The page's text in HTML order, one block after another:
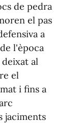
de pedra
el pas
a
l'època
deixat al
el
i fins a
jaciments